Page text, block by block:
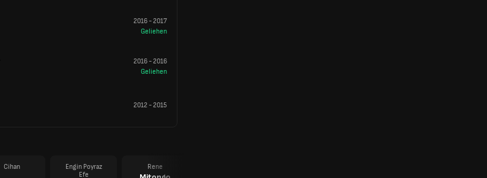
2016-2017
Geliehen
2016-2016
Geliehen
2012-2015
Cihan
Engin Poyraz
Efe
Rene